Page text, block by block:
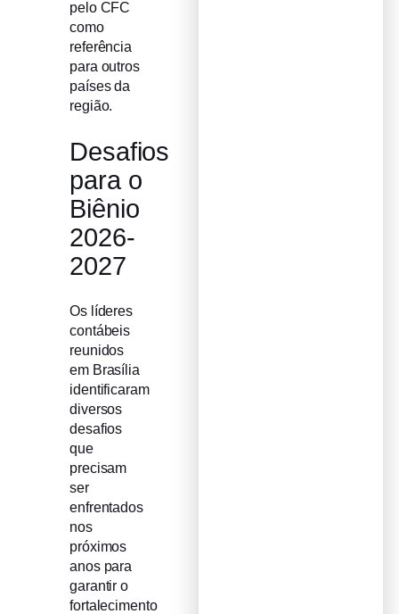
pelo CFC
como
referência
para outros
países da
região.
Desafios
para o
Biênio
2026-
2027
Os líderes
contábeis
reunidos
em Brasília
identificaram
diversos
desafios
que
precisam
ser
enfrentados
nos
próximos
anos para
garantir o
fortalecimento